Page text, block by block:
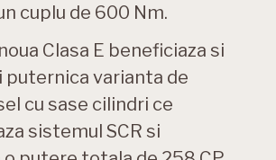
cuplu de 600 Nm.
Clasa E beneficiaza si
puternica varianta de
cu sase cilindri ce
sistemul SCR si